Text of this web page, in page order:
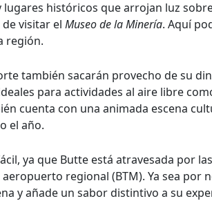
históricos que arrojan luz
visitar el Museo de la Minería. Aquí
región.
también sacarán provecho de su
para actividades al aire libre
cuenta con una animada escena
el año.
ya que Butte está atravesada por
regional (BTM). Ya sea por
y añade un sabor distintivo a su